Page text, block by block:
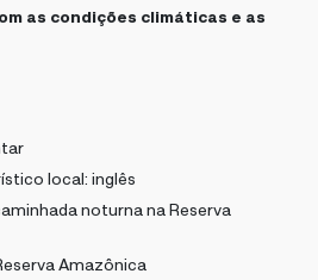
as condições climáticas e as
local: inglês
noturna na Reserva
Amazônica